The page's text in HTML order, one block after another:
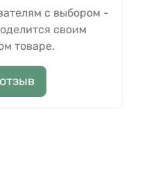
с выбором -
своим
товаре.